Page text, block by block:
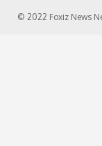
© 2022 Foxiz News